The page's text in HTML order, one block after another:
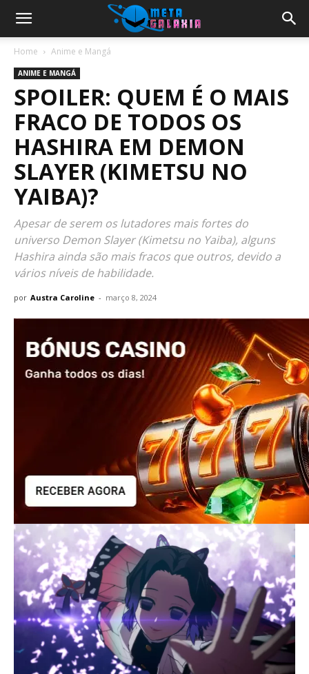
Home Anime e Mangá
ANIME E MANGÁ
SPOILER: QUEM É O MAIS
FRACO DE TODOS OS
HASHIRA EM DEMON
SLAYER (KIMETSU NO
YAIBA)?
Apesar de serem os lutadores mais fortes do
universo Demon Slayer (Kimetsu no Yaiba), alguns
Hashira ainda são mais fracos que outros, devido a
vários níveis de habilidade.
por Austra Caroline - março 8, 2024